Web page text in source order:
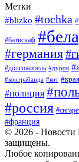
Метки
#blizko #tochka
#батискаф
#германия
#долгожитель #дуров
#контрабанда #кот
#полиция
#россия
#франция
© 2026 - Новости
защищены.
Любое